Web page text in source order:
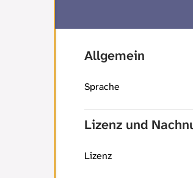
Allgemein
Sprache
Lizenz und
Lizenz